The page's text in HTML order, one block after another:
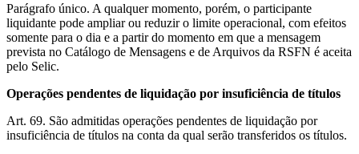
Parágrafo único. A qualquer momento, porém, o participante
liquidante pode ampliar ou reduzir o limite operacional, com efeitos
somente para o dia e a partir do momento em que a mensagem
prevista no Catálogo de Mensagens e de Arquivos da RSFN é aceita
pelo Selic.
Operações pendentes de liquidação por insuficiência de títulos
Art. 69. São admitidas operações pendentes de liquidação por
insuficiência de títulos na conta da qual serão transferidos os títulos.